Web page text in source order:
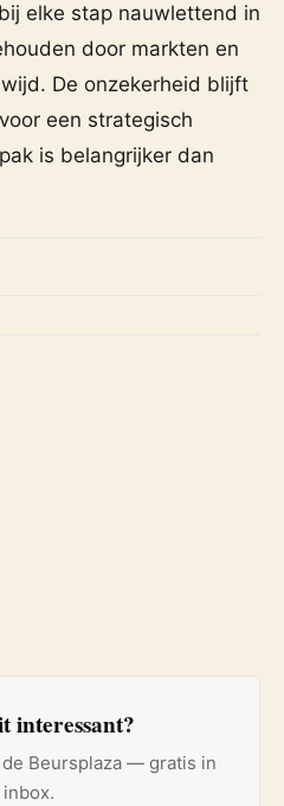
elke stap nauwlettend in
door markten en
De onzekerheid blijft
een strategisch
is belangrijker dan
interessant?
Beursplaza — gratis in
inbox.